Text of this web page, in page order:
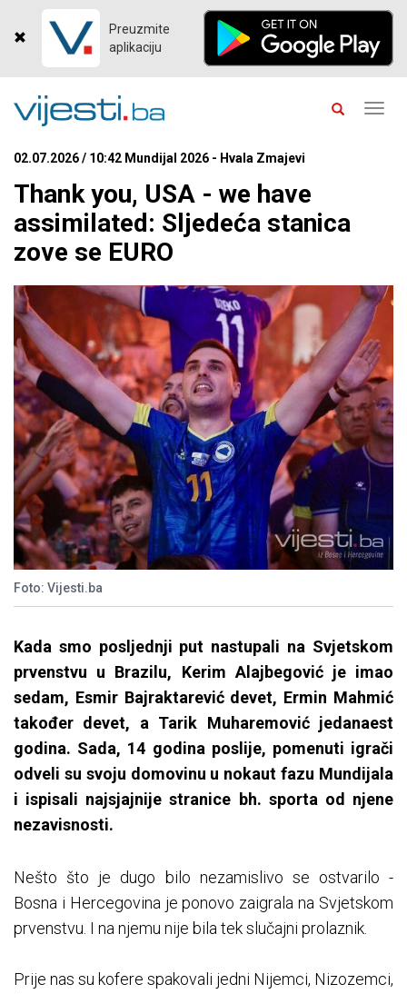
Preuzmite
aplikaciju
02.07.2026 / 10:42 Mundijal 2026 - Hvala Zmajevi
Thank you, USA - we have
assimilated: Sljedeća stanica
zove se EURO
Foto: Vijesti.ba
Kada smo posljednji put nastupali na Svjetskom
prvenstvu u Brazilu, Kerim Alajbegović je imao
sedam, Esmir Bajraktarević devet, Ermin Mahmić
također devet, a Tarik Muharemović jedanaest
godina. Sada, 14 godina poslije, pomenuti igrači
odveli su svoju domovinu u nokaut fazu Mundijala
i ispisali najsjajnije stranice bh. sporta od njene
nezavisnosti.
Nešto što je dugo bilo nezamislivo se ostvarilo -
Bosna i Hercegovina je ponovo zaigrala na Svjetskom
prvenstvu. I na njemu nije bila tek slučajni prolaznik.
Prije nas su kofere spakovali jedni Nijemci, Nizozemci,